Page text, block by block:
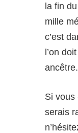
la fin
mille
c’est
l’on
ancêtre.
Si vous
serais